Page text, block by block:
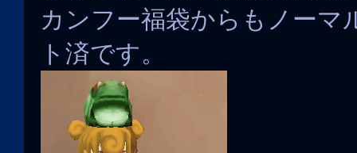
カンフー福袋からもノーマ
ト済です。